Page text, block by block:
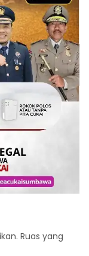
Ruas yang